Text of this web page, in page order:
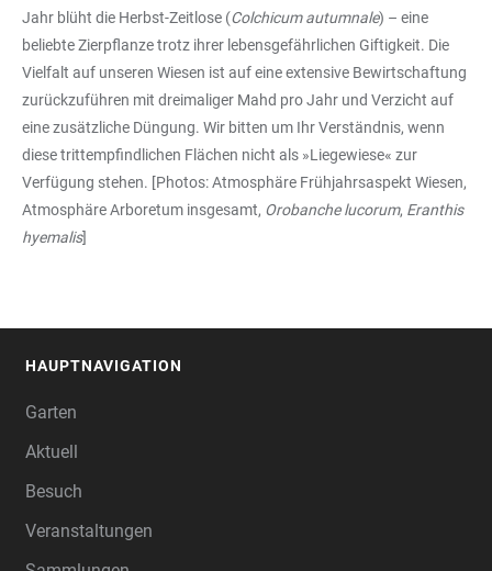
Jahr blüht die Herbst-Zeitlose (Colchicum autumnale) – eine
beliebte Zierpflanze trotz ihrer lebensgefährlichen Giftigkeit. Die
Vielfalt auf unseren Wiesen ist auf eine extensive Bewirtschaftung
zurückzuführen mit dreimaliger Mahd pro Jahr und Verzicht auf
eine zusätzliche Düngung. Wir bitten um Ihr Verständnis, wenn
diese trittempfindlichen Flächen nicht als »Liegewiese« zur
Verfügung stehen. [Photos: Atmosphäre Frühjahrsaspekt Wiesen,
Atmosphäre Arboretum insgesamt, Orobanche lucorum, Eranthis
hyemalis]
HAUPTNAVIGATION
Garten
Aktuell
Besuch
Veranstaltungen